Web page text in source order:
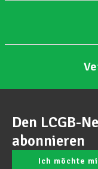
Den LCGB-
abonnieren
Ich möchte